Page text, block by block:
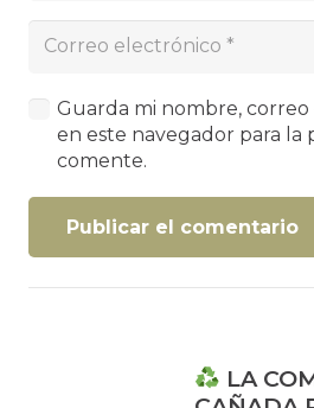
Guarda mi nombre,
en este navegador para la
comente.
Publicar el comentario
LA